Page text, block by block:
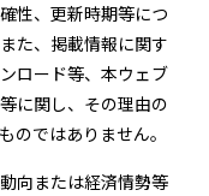
性、更新時期等につ
た、掲載情報に関す
ロード等、本ウェブ
に関し、その理由の
のではありません。
向または経済情勢等